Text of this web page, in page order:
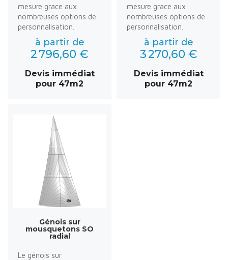
mesure grace aux
nombreuses options de
personnalisation.
à partir de
2 796,60 €
Devis immédiat
pour 47m2
mesure grace aux
nombreuses options de
personnalisation.
à partir de
3 270,60 €
Devis immédiat
pour 47m2
Génois sur
mousquetons SO
radial
Le génois sur